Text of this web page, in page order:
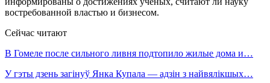
востребованной властью и бизнесом.
Сейчас читают
В Гомеле после сильного ливня подтопило жилые дома и…
У гэты дзень загінуў Янка Купала — адзін з найвялікшых…